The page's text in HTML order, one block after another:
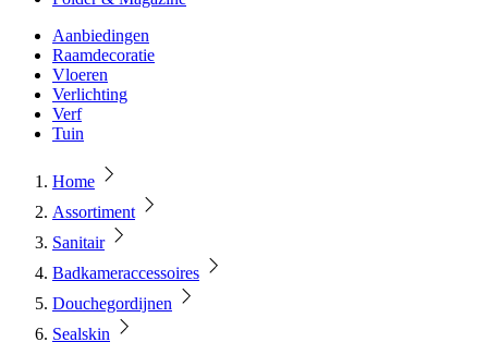
Aanbiedingen
Raamdecoratie
Vloeren
Verlichting
Verf
Tuin
Home
Assortiment
Sanitair
Badkameraccessoires
Douchegordijnen
Sealskin